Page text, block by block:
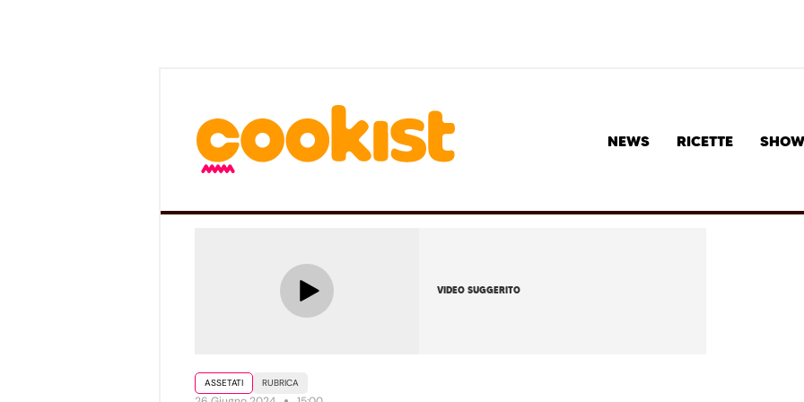
NEWS RICETTE SHOW
VIDEO SUGGERITO
ASSETATI RUBRICA